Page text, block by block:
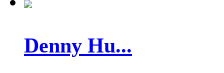
Denny Hu...